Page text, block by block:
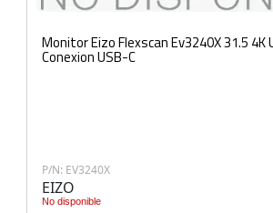
Monitor Eizo Flexscan Ev3240X 31.5 4K
Conexion USB-C
P/N: EV3240X
EIZO
No disponible